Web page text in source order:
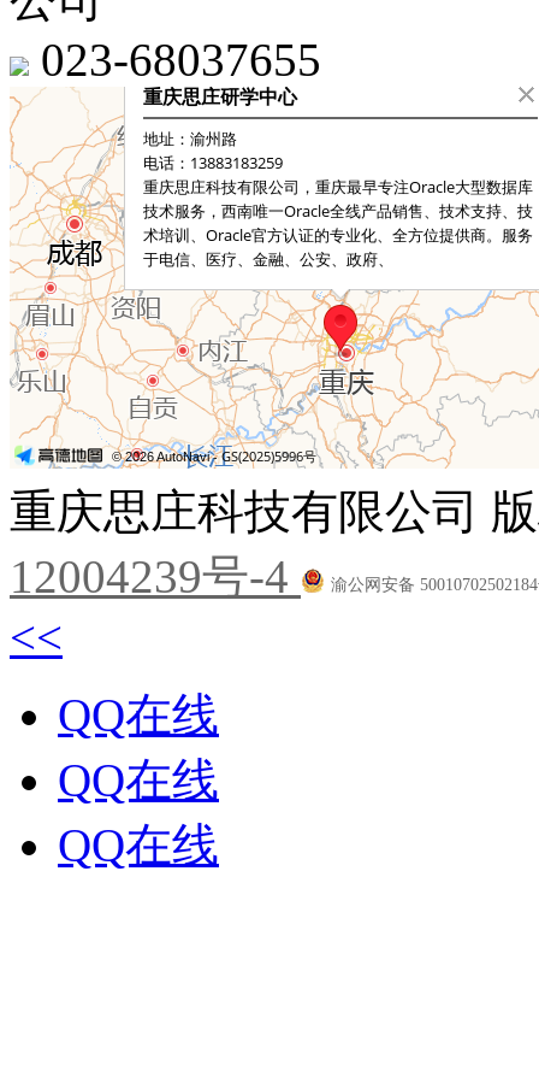
023-68037655
重庆思庄科技有限公司
12004239号-4
渝公网安备
<<
QQ在线
QQ在线
QQ在线